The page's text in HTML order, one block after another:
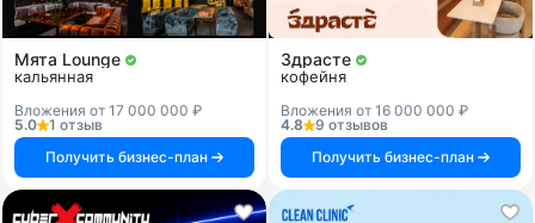
Мята Lounge
кальянная
Вложения от 17 000 000 ₽
5.0
1 отзыв
Получить бизнес-план
Здрасте
кофейня
Вложения от 16 000 000 ₽
4.8
9 отзывов
Получить бизнес-план